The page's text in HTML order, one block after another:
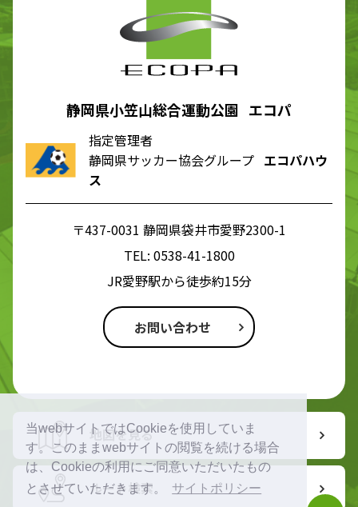
当webサイトではCookieを使用していま
す。このままwebサイトの閲覧を続ける場合
は、Cookieの利用にご同意いただいたもの
とさせていただきます。
サイトポリシー
静岡県小笠山総合運動公園 エコパ
指定管理者
静岡県サッカー協会グループ エコパハウ
ス
〒437-0031 静岡県袋井市愛野2300-1
TEL: 0538-41-1800
JR愛野駅から徒歩約15分
お問い合わせ
地図を見る
ルート検索